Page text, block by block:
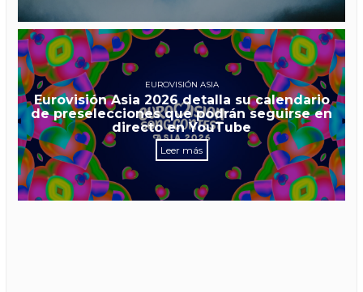
EUROVISIÓN ASIA
Eurovisión Asia 2026 detalla su calendario
de preselecciones que podrán seguirse en
directo en YouTube
Leer más